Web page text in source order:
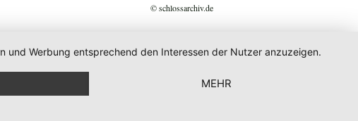
© schlossarchiv.de
und Werbung entsprechend den Interessen der Nutzer anzuzeigen.
MEHR